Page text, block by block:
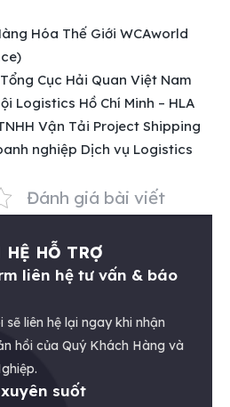
Hóa Thế Giới WCAworld
Cục Hải Quan Việt Nam
Logistics Hồ Chí Minh – HLA
Vận Tải Project Shipping
nghiệp Dịch vụ Logistics
Đánh giá bài viết
HỆ HỖ TRỢ
liên hệ tư vấn & báo
sẽ liên hệ lại ngay khi nhận
hồi của Quý Khách Hàng và
suốt